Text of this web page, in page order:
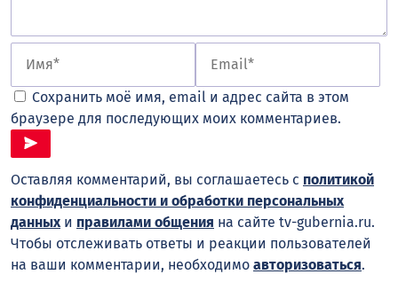
Сохранить моё имя, email и адрес сайта в этом
браузере для последующих моих комментариев.
Оставляя комментарий, вы соглашаетесь с политикой
конфиденциальности и обработки персональных
данных и правилами общения на сайте tv-gubernia.ru.
Чтобы отслеживать ответы и реакции пользователей
на ваши комментарии, необходимо авторизоваться.